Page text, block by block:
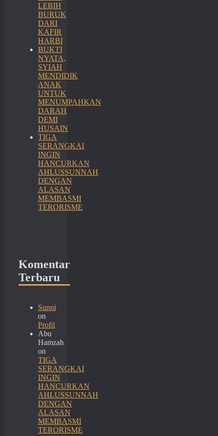
LEBIH
BURUK
DARI
KAFIR
HARBI
BUKTI
NYATA,
SYIAH
MENDIDIK
ANAK
UNTUK
MENUMPAHKAN
DARAH
DEMI
HUSAIN
TIGA
SERANGKAI
INGIN
HANCURKAN
AHLUSSUNNAH
DENGAN
ALASAN
MEMBASMI
TERORISME
Komentar
Terbaru
Sunni
on
Profil
Abu
Hamzah
on
TIGA
SERANGKAI
INGIN
HANCURKAN
AHLUSSUNNAH
DENGAN
ALASAN
MEMBASMI
TERORISME